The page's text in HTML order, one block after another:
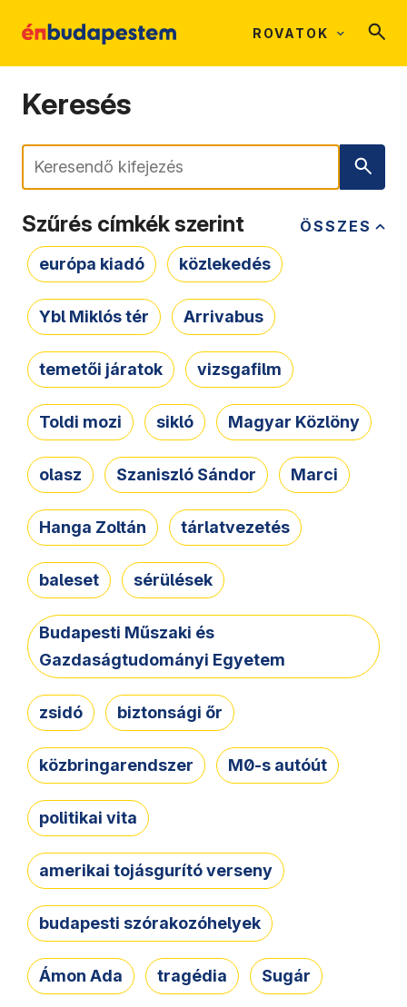
ROVATOK
Keresés
Keresés
ÖSSZES
Szűrés címkék szerint
európa kiadó közlekedés
Ybl Miklós tér Arrivabus
temetői járatok vizsgafilm
Toldi mozi sikló Magyar Közlöny
olasz Szaniszló Sándor Marci
Hanga Zoltán tárlatvezetés
baleset sérülések
Budapesti Műszaki és
Gazdaságtudományi Egyetem
zsidó biztonsági őr
közbringarendszer M0-s autóút
politikai vita
amerikai tojásgurító verseny
budapesti szórakozóhelyek
Ámon Ada tragédia Sugár